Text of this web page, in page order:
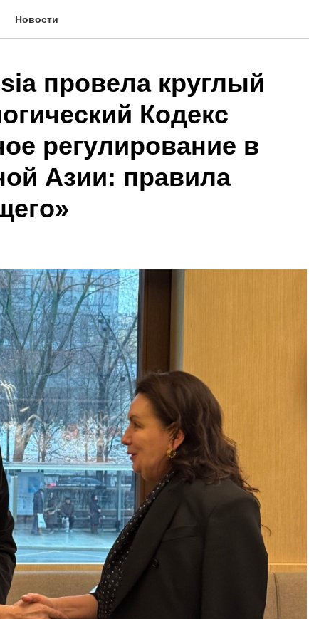
Новости
провела круглый
Кодекс
регулирование в
Азии: правила